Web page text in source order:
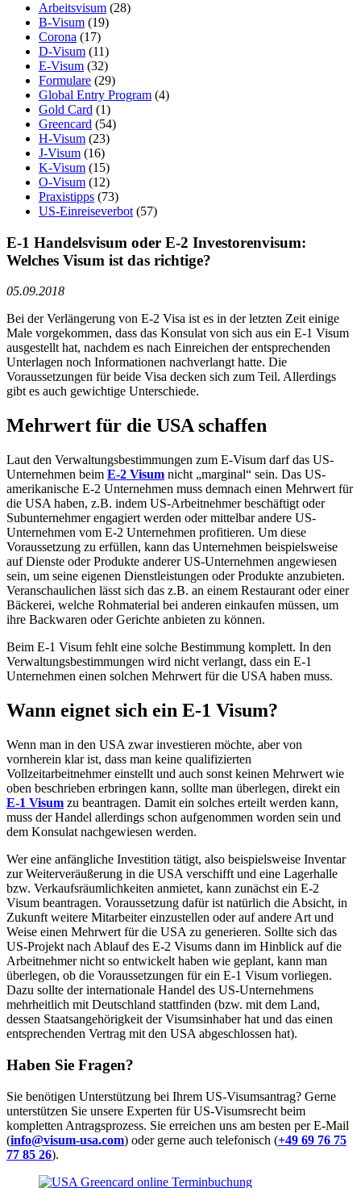
Arbeitsvisum (28)
B-Visum (19)
Corona (17)
D-Visum (11)
E-Visum (32)
Formulare (29)
Global Entry Program (4)
Gold Card (1)
Greencard (54)
H-Visum (23)
J-Visum (16)
K-Visum (15)
O-Visum (12)
Praxistipps (73)
US-Einreiseverbot (57)
E-1 Handelsvisum oder E-2 Investorenvisum:
Welches Visum ist das richtige?
05.09.2018
Bei der Verlängerung von E-2 Visa ist es in der letzten Zeit einige
Male vorgekommen, dass das Konsulat von sich aus ein E-1 Visum
ausgestellt hat, nachdem es nach Einreichen der entsprechenden
Unterlagen noch Informationen nachverlangt hatte. Die
Voraussetzungen für beide Visa decken sich zum Teil. Allerdings
gibt es auch gewichtige Unterschiede.
Mehrwert für die USA schaffen
Laut den Verwaltungsbestimmungen zum E-Visum darf das US-
Unternehmen beim E-2 Visum nicht „marginal“ sein. Das US-
amerikanische E-2 Unternehmen muss demnach einen Mehrwert für
die USA haben, z.B. indem US-Arbeitnehmer beschäftigt oder
Subunternehmer engagiert werden oder mittelbar andere US-
Unternehmen vom E-2 Unternehmen profitieren. Um diese
Voraussetzung zu erfüllen, kann das Unternehmen beispielsweise
auf Dienste oder Produkte anderer US-Unternehmen angewiesen
sein, um seine eigenen Dienstleistungen oder Produkte anzubieten.
Veranschaulichen lässt sich das z.B. an einem Restaurant oder einer
Bäckerei, welche Rohmaterial bei anderen einkaufen müssen, um
ihre Backwaren oder Gerichte anbieten zu können.
Beim E-1 Visum fehlt eine solche Bestimmung komplett. In den
Verwaltungsbestimmungen wird nicht verlangt, dass ein E-1
Unternehmen einen solchen Mehrwert für die USA haben muss.
Wann eignet sich ein E-1 Visum?
Wenn man in den USA zwar investieren möchte, aber von
vornherein klar ist, dass man keine qualifizierten
Vollzeitarbeitnehmer einstellt und auch sonst keinen Mehrwert wie
oben beschrieben erbringen kann, sollte man überlegen, direkt ein
E-1 Visum zu beantragen. Damit ein solches erteilt werden kann,
muss der Handel allerdings schon aufgenommen worden sein und
dem Konsulat nachgewiesen werden.
Wer eine anfängliche Investition tätigt, also beispielsweise Inventar
zur Weiterveräußerung in die USA verschifft und eine Lagerhalle
bzw. Verkaufsräumlichkeiten anmietet, kann zunächst ein E-2
Visum beantragen. Voraussetzung dafür ist natürlich die Absicht, in
Zukunft weitere Mitarbeiter einzustellen oder auf andere Art und
Weise einen Mehrwert für die USA zu generieren. Sollte sich das
US-Projekt nach Ablauf des E-2 Visums dann im Hinblick auf die
Arbeitnehmer nicht so entwickelt haben wie geplant, kann man
überlegen, ob die Voraussetzungen für ein E-1 Visum vorliegen.
Dazu sollte der internationale Handel des US-Unternehmens
mehrheitlich mit Deutschland stattfinden (bzw. mit dem Land,
dessen Staatsangehörigkeit der Visumsinhaber hat und das einen
entsprechenden Vertrag mit den USA abgeschlossen hat).
Haben Sie Fragen?
Sie benötigen Unterstützung bei Ihrem US-Visumsantrag? Gerne
unterstützen Sie unsere Experten für US-Visumsrecht beim
kompletten Antragsprozess. Sie erreichen uns am besten per E-Mail
(info@visum-usa.com) oder gerne auch telefonisch (+49 69 76 75
77 85 26).